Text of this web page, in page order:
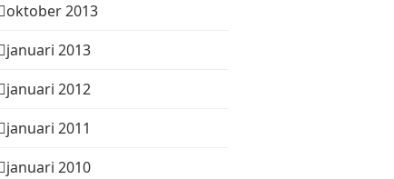
oktober 2013
januari 2013
januari 2012
januari 2011
januari 2010